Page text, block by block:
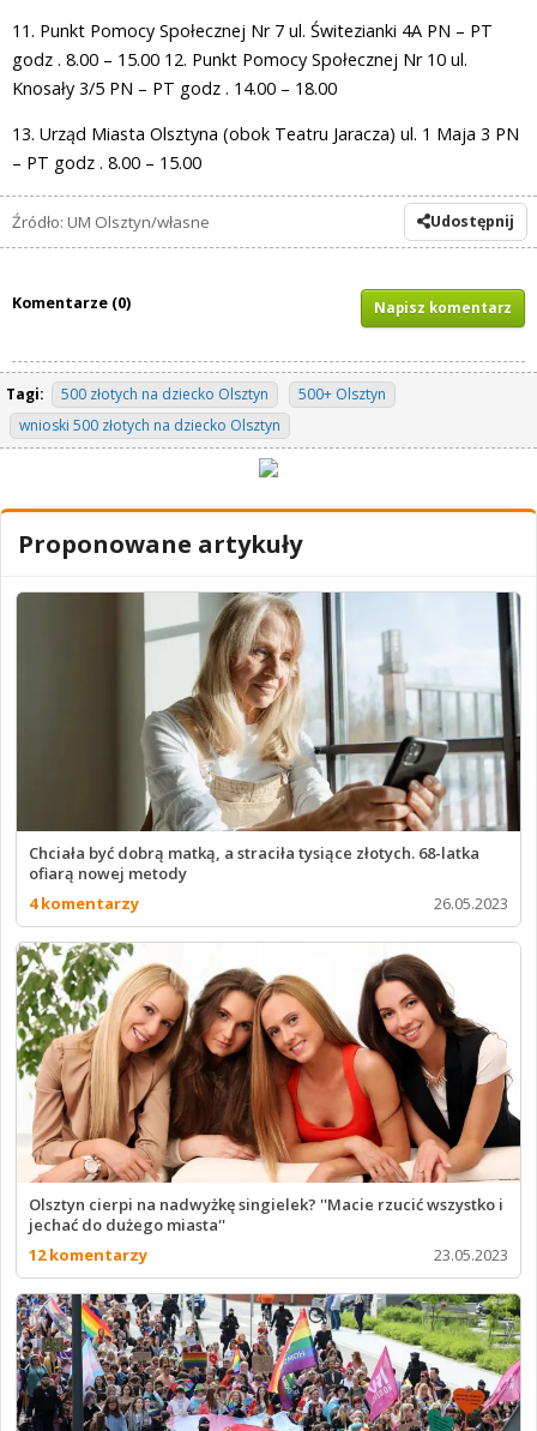
11. Punkt Pomocy Społecznej Nr 7 ul. Świtezianki 4A PN – PT
godz . 8.00 – 15.00 12. Punkt Pomocy Społecznej Nr 10 ul.
Knosały 3/5 PN – PT godz . 14.00 – 18.00
13. Urząd Miasta Olsztyna (obok Teatru Jaracza) ul. 1 Maja 3 PN
– PT godz . 8.00 – 15.00
Źródło: UM Olsztyn/własne Udostępnij
Komentarze (0) Napisz komentarz
Tagi: 500 złotych na dziecko Olsztyn
500+ Olsztyn
wnioski 500 złotych na dziecko Olsztyn
Proponowane artykuły
Chciała być dobrą matką, a straciła tysiące złotych. 68-latka
ofiarą nowej metody
4 komentarzy
26.05.2023
Olsztyn cierpi na nadwyżkę singielek? ''Macie rzucić wszystko i
jechać do dużego miasta''
12 komentarzy
23.05.2023